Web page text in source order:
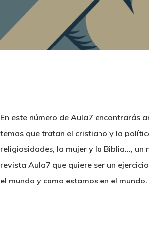
En este número de Aula7 encontrarás
temas que tratan el cristiano y la
religiosidades, la mujer y la Biblia…, un
revista Aula7 que quiere ser un
el mundo y cómo estamos en el mundo.